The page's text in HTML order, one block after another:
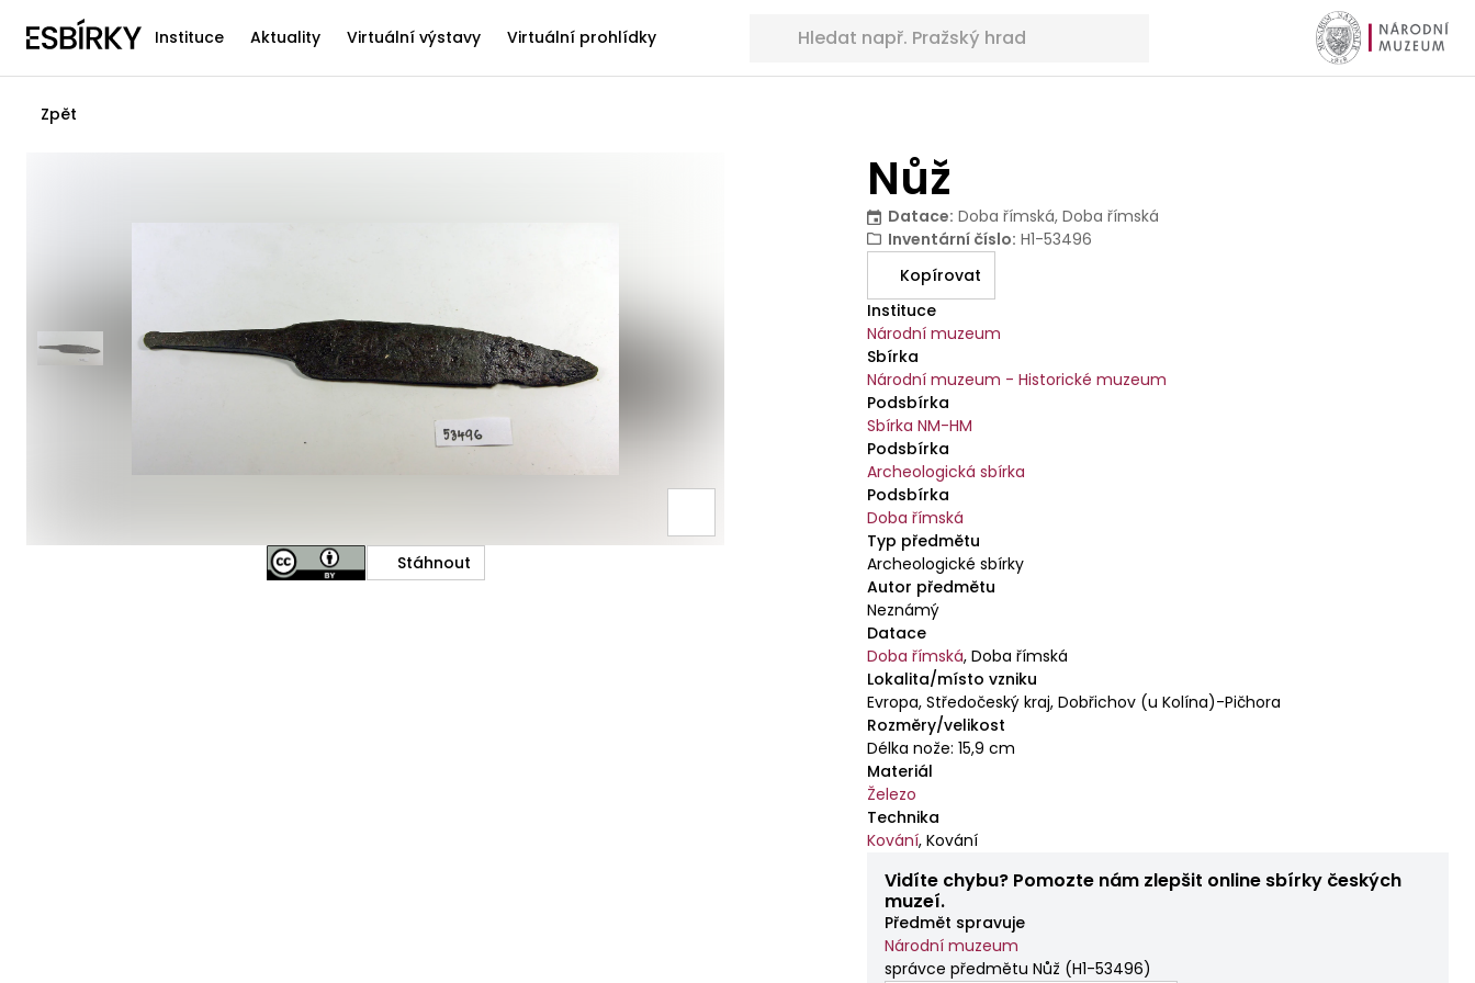
Instituce Aktuality Virtuální výstavy Virtuální prohlídky
Zpět
Nůž
Datace: Doba římská, Doba římská
Inventární číslo: H1-53496
Kopírovat
Instituce
Národní muzeum
Sbírka
Národní muzeum - Historické muzeum
Podsbírka
Sbírka NM-HM
Podsbírka
Archeologická sbírka
Podsbírka
Doba římská
Typ předmětu
Archeologické sbírky
Autor předmětu
Neznámý
Datace
Doba římská,Doba římská
Lokalita/místo vzniku
Evropa, Středočeský kraj, Dobřichov (u Kolína)-Pičhora
Rozměry/velikost
Délka nože: 15,9 cm
Materiál
Železo
Technika
Kování,Kování
Vidíte chybu? Pomozte nám zlepšit online sbírky českých
muzeí.
Předmět spravuje
Národní muzeum
správce předmětu Nůž (H1-53496)
Stáhnout